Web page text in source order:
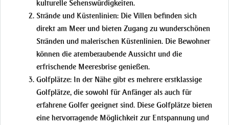
kulturelle Sehenswürdigkeiten.
Strände und Küstenlinien: Die Villen befinden sich
direkt am Meer und bieten Zugang zu wunderschönen
Stränden und malerischen Küstenlinien. Die Bewohner
können die atemberaubende Aussicht und die
erfrischende Meeresbrise genießen.
Golfplätze: In der Nähe gibt es mehrere erstklassige
Golfplätze, die sowohl für Anfänger als auch für
erfahrene Golfer geeignet sind. Diese Golfplätze bieten
eine hervorragende Möglichkeit zur Entspannung und